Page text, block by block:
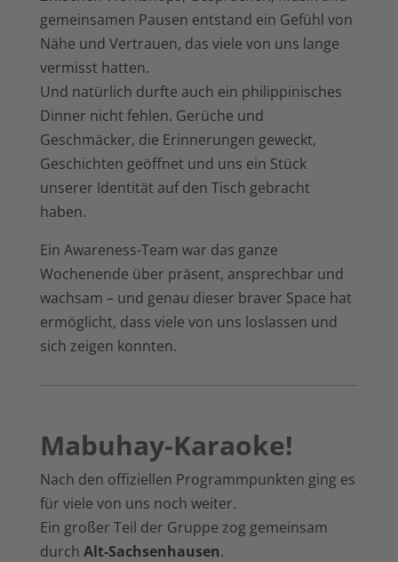
gemeinsamen Pausen entstand ein Gefühl von
Nähe und Vertrauen, das viele von uns lange
vermisst hatten.
Und natürlich durfte auch ein philippinisches
Dinner nicht fehlen. Gerüche und
Geschmäcker, die Erinnerungen geweckt,
Geschichten geöffnet und uns ein Stück
unserer Identität auf den Tisch gebracht
haben.
Ein Awareness-Team war das ganze
Wochenende über präsent, ansprechbar und
wachsam – und genau dieser braver Space hat
ermöglicht, dass viele von uns loslassen und
sich zeigen konnten.
Mabuhay-Karaoke!
Nach den offiziellen Programmpunkten ging es
für viele von uns noch weiter.
Ein großer Teil der Gruppe zog gemeinsam
durch Alt-Sachsenhausen.